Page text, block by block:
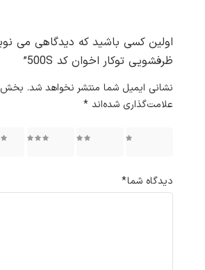
اولین کسی باشید که دیدگاهی می
ظرفشویی توکار اخوان کد 500S”
نشانی ایمیل شما منتشر نخواهد شد.
علامت‌گذاری شده‌اند *
۳ از ۵
دیدگاه شما*